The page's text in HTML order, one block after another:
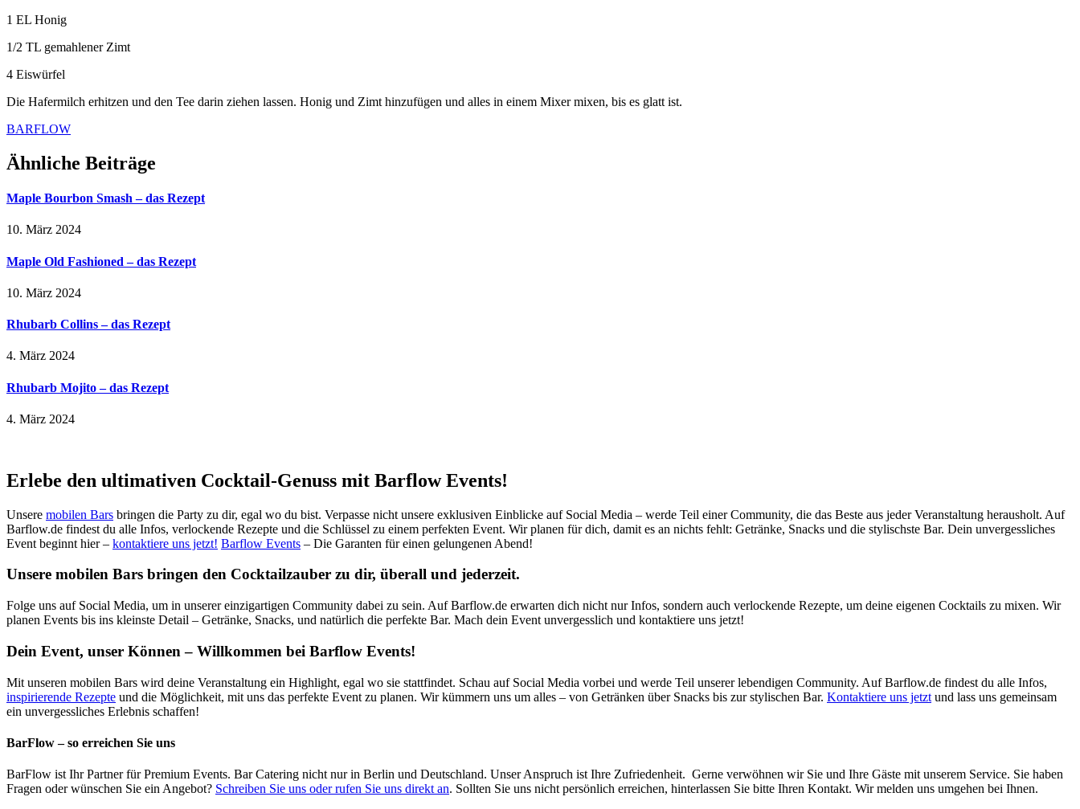
1 EL Honig
1/2 TL gemahlener Zimt
4 Eiswürfel
Die Hafermilch erhitzen und den Tee darin ziehen lassen. Honig und Zimt hinzufügen und alles in einem Mixer mixen, bis es glatt ist.
BARFLOW
Ähnliche Beiträge
Maple Bourbon Smash – das Rezept
10. März 2024
Maple Old Fashioned – das Rezept
10. März 2024
Rhubarb Collins – das Rezept
4. März 2024
Rhubarb Mojito – das Rezept
4. März 2024
Erlebe den ultimativen Cocktail-Genuss mit Barflow Events!
Unsere mobilen Bars bringen die Party zu dir, egal wo du bist. Verpasse nicht unsere exklusiven Einblicke auf Social Media – werde Teil einer Community, die das Beste aus jeder Veranstaltung herausholt. Auf
Barflow.de findest du alle Infos, verlockende Rezepte und die Schlüssel zu einem perfekten Event. Wir planen für dich, damit es an nichts fehlt: Getränke, Snacks und die stylischste Bar. Dein unvergessliches
Event beginnt hier – kontaktiere uns jetzt! Barflow Events – Die Garanten für einen gelungenen Abend!
Unsere mobilen Bars bringen den Cocktailzauber zu dir, überall und jederzeit.
Folge uns auf Social Media, um in unserer einzigartigen Community dabei zu sein. Auf Barflow.de erwarten dich nicht nur Infos, sondern auch verlockende Rezepte, um deine eigenen Cocktails zu mixen. Wir
planen Events bis ins kleinste Detail – Getränke, Snacks, und natürlich die perfekte Bar. Mach dein Event unvergesslich und kontaktiere uns jetzt!
Dein Event, unser Können – Willkommen bei Barflow Events!
Mit unseren mobilen Bars wird deine Veranstaltung ein Highlight, egal wo sie stattfindet. Schau auf Social Media vorbei und werde Teil unserer lebendigen Community. Auf Barflow.de findest du alle Infos,
inspirierende Rezepte und die Möglichkeit, mit uns das perfekte Event zu planen. Wir kümmern uns um alles – von Getränken über Snacks bis zur stylischen Bar. Kontaktiere uns jetzt und lass uns gemeinsam
ein unvergessliches Erlebnis schaffen!
BarFlow – so erreichen Sie uns
BarFlow ist Ihr Partner für Premium Events. Bar Catering nicht nur in Berlin und Deutschland. Unser Anspruch ist Ihre Zufriedenheit. Gerne verwöhnen wir Sie und Ihre Gäste mit unserem Service. Sie haben
Fragen oder wünschen Sie ein Angebot? Schreiben Sie uns oder rufen Sie uns direkt an. Sollten Sie uns nicht persönlich erreichen, hinterlassen Sie bitte Ihren Kontakt. Wir melden uns umgehen bei Ihnen.